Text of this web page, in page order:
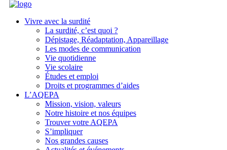
Vivre avec la surdité
La surdité, c’est quoi ?
Dépistage, Réadaptation, Appareillage
Les modes de communication
Vie quotidienne
Vie scolaire
Études et emploi
Droits et programmes d’aides
L’AQEPA
Mission, vision, valeurs
Notre histoire et nos équipes
Trouver votre AQEPA
S’impliquer
Nos grandes causes